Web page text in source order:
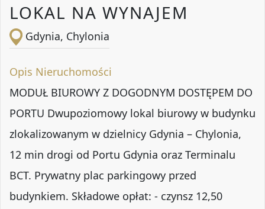
LOKAL NA WYNAJEM
Gdynia, Chylonia
Opis Nieruchomości
MODUŁ BIUROWY Z DOGODNYM DOSTĘPEM DO
PORTU Dwupoziomowy lokal biurowy w budynku
zlokalizowanym w dzielnicy Gdynia – Chylonia,
12 min drogi od Portu Gdynia oraz Terminalu
BCT. Prywatny plac parkingowy przed
budynkiem. Składowe opłat: - czynsz 12,50